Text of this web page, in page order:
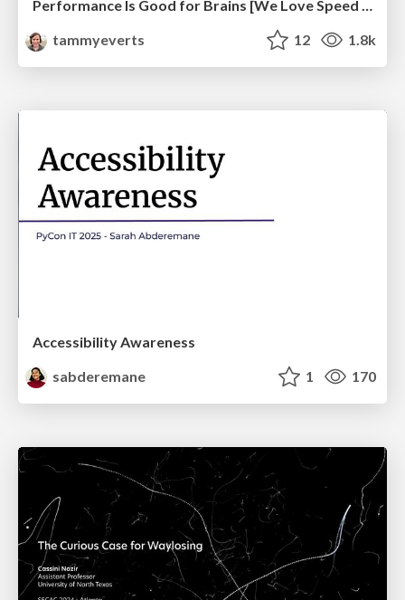
Performance Is Good for Brains [We Love Speed 2024]
tammyeverts
12 1.8k
Accessibility Awareness
sabderemane
1 170